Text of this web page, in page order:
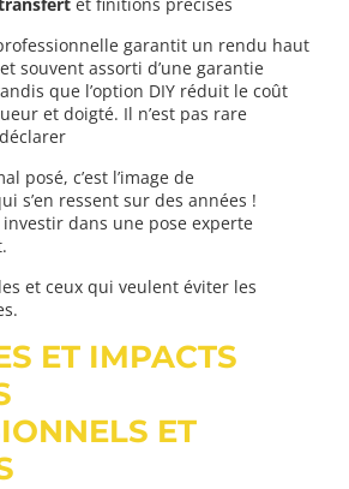
garantit un rendu haut
souvent assorti d’une garantie
que l’option DIY réduit le coût
et doigté. Il n’est pas rare
posé, c’est l’image de
s’en ressent sur des années !
dans une pose experte
et ceux qui veulent éviter les
ET IMPACTS
ET